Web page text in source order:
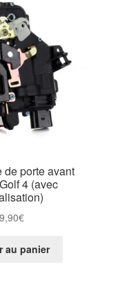
de porte avant
4 (avec
€
au panier